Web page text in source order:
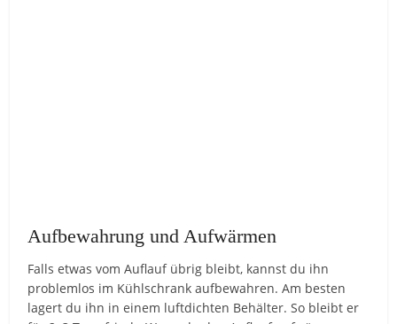
Aufbewahrung und Aufwärmen
Falls etwas vom Auflauf übrig bleibt, kannst du ihn
problemlos im Kühlschrank aufbewahren. Am besten
lagert du ihn in einem luftdichten Behälter. So bleibt er